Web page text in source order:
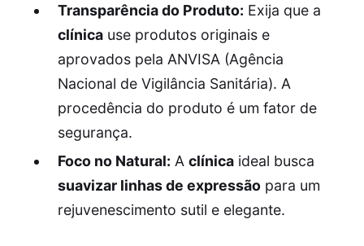
Transparência do Produto: Exija que a
clínicause produtos originais e
aprovados pela ANVISA (Agência
Nacional de Vigilância Sanitária). A
procedência do produto é um fator de
segurança.
Foco no Natural: A clínicaideal busca
suavizar linhas de expressãopara um
rejuvenescimento sutil e elegante.